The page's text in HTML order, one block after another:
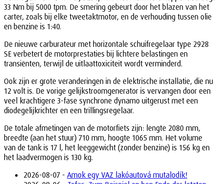
33 Nm bij 5000 tpm. De smering gebeurt door het blazen van het
carter, zoals bij elke tweetaktmotor, en de verhouding tussen olie
en benzine is 1:40.
De nieuwe carburateur met horizontale schuifregelaar type 2928
SE verbetert de motorprestaties bij lichtere belastingen en
transiënten, terwijl de uitlaattoxiciteit wordt verminderd.
Ook zijn er grote veranderingen in de elektrische installatie, die nu
12 volt is. De vorige gelijkstroomgenerator is vervangen door een
veel krachtigere 3-fase synchrone dynamo uitgerust met een
diodegelijkrichter en een trillingsregelaar.
De totale afmetingen van de motorfiets zijn: lengte 2080 mm,
breedte (aan het stuur) 710 mm, hoogte 1065 mm. Het volume
van de tank is 17 l, het leeggewicht (zonder benzine) is 156 kg en
het laadvermogen is 130 kg.
2026-08-07 - Amok egy VAZ lakóautová mutalodík!